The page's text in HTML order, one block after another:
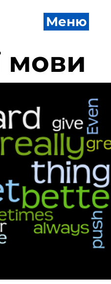
Меню
мови